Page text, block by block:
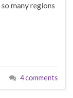
many regions
4 comments